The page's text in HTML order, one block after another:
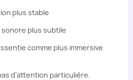
plus stable
plus subtile
comme plus immersive
d’attention particulière.